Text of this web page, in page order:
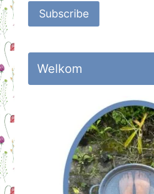
Subscribe
Welkom